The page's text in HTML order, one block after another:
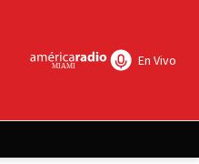
En Vivo